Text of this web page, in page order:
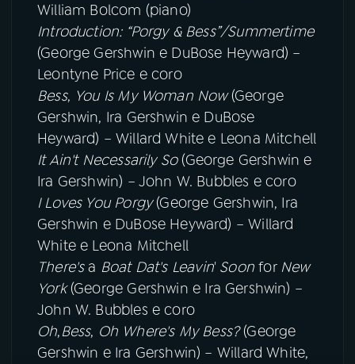
William Bolcom (piano)
Introduction: “Porgy & Bess”/Summertime
(George Gershwin e DuBose Heyward) –
Leontyne Price e coro
Bess, You Is My Woman Now(George
Gershwin, Ira Gershwin e DuBose
Heyward) – Willard White e Leona Mitchell
It Ain't Necessarily So(George Gershwin e
Ira Gershwin) – John W. Bubbles e coro
I Loves You Porgy(George Gershwin, Ira
Gershwin e DuBose Heyward) – Willard
White e Leona Mitchell
There'sa Boat Dat's Leavin' Soonfor New
York(George Gershwin e Ira Gershwin) –
John W. Bubbles e coro
Oh,Bess, Oh Where's My Bess?(George
Gershwin e Ira Gershwin) – Willard White,